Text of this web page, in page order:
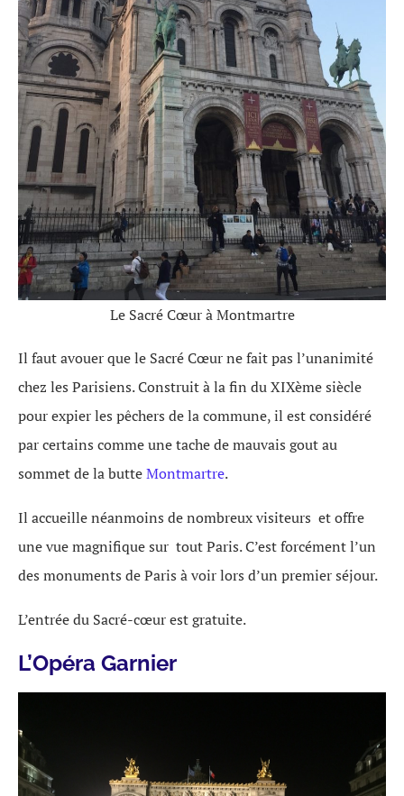
Le Sacré Cœur à Montmartre
Il faut avouer que le Sacré Cœur ne fait pas l’unanimité
chez les Parisiens. Construit à la fin du XIXème siècle
pour expier les pêchers de la commune, il est considéré
par certains comme une tache de mauvais gout au
sommet de la butteMontmartre.
Il accueille néanmoins de nombreux visiteurs et offre
une vue magnifique sur tout Paris. C’est forcément l’un
des monuments de Paris à voir lors d’un premier séjour.
L’entrée du Sacré-cœur est gratuite.
L’Opéra Garnier